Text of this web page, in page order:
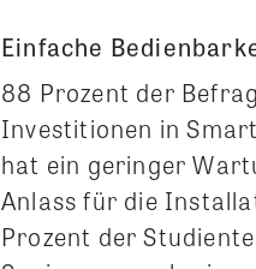
Einfache
88 Prozent der
Investitionen in
hat ein geringer
Anlass für die
Prozent der